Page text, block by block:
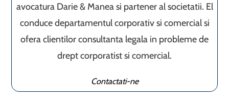
avocatura Darie & Manea si partener al societatii. El
conduce departamentul corporativ si comercial si
ofera clientilor consultanta legala in probleme de
drept corporatist si comercial.
Contactati-ne